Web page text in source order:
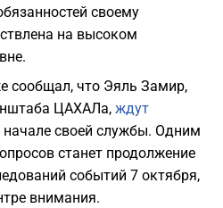
своему
на высоком
сообщал, что Эяль Замир,
ЦАХАЛа, ждут
начале своей службы. Одним
станет продолжение
событий 7 октября,
внимания.